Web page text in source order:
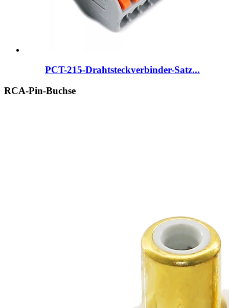
PCT-215-Drahtsteckverbinder-Satz...
RCA-Pin-Buchse